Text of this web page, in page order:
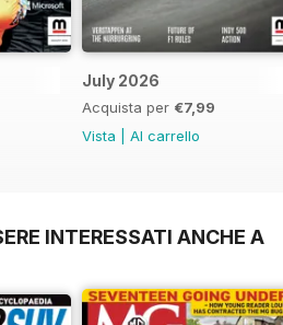
July 2026
Acquista per €7,99
Vista
Al carrello
INTERESSATI ANCHE A